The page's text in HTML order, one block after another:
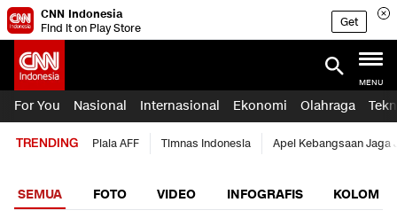
CNN Indonesia
Find it on Play Store
Get
MENU
For You Nasional Internasional Ekonomi Olahraga
TRENDING Piala AFF Timnas Indonesia Apel Kebangsaan Jaga
SEMUA FOTO VIDEO INFOGRAFIS KOLOM